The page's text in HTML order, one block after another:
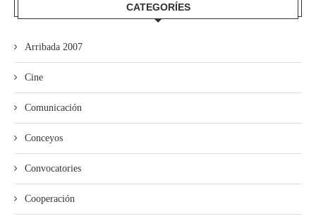
CATEGORÍES
Arribada 2007
Cine
Comunicación
Conceyos
Convocatories
Cooperación